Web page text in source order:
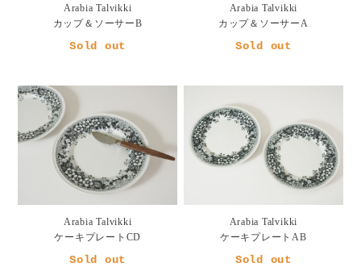
Arabia Talvikki
カップ＆ソーサーB
Sold out
Arabia Talvikki
カップ＆ソーサーA
Sold out
Arabia Talvikki
ケーキプレートCD
Sold out
Arabia Talvikki
ケーキプレートAB
Sold out